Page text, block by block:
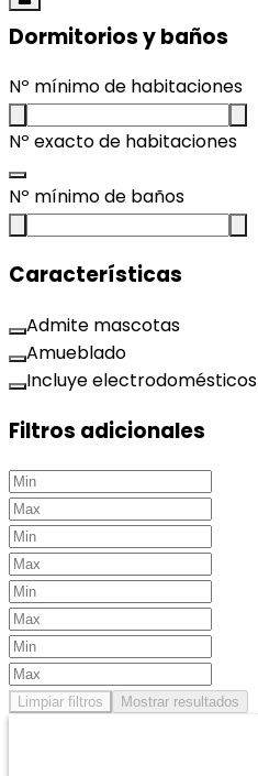
Dormitorios y baños
Nº mínimo de habitaciones
Nº exacto de habitaciones
Nº mínimo de baños
Características
Admite mascotas
Amueblado
Incluye electrodomésticos
Filtros adicionales
Limpiar filtros Mostrar resultados